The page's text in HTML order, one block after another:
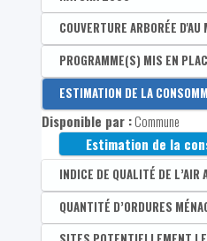
Disponible par :Commune -
Part de la superficie
Part de la superficie
COUVERTURE ARBORÉE
Disponible par :Commune -
Part de l'entité
Part moyenne de
PROGRAMME(S) MIS EN
Disponible par :Commune
Nombre de
Subvention POLLEC
PAEDC rédigé
Subvention
ESTIMATION DE LA
Disponible par :Commune
Estimation de la
INDICE DE QUALITÉ DE
Disponible par :Commune -
Indice de qualité de
QUANTITÉ D’ORDURES